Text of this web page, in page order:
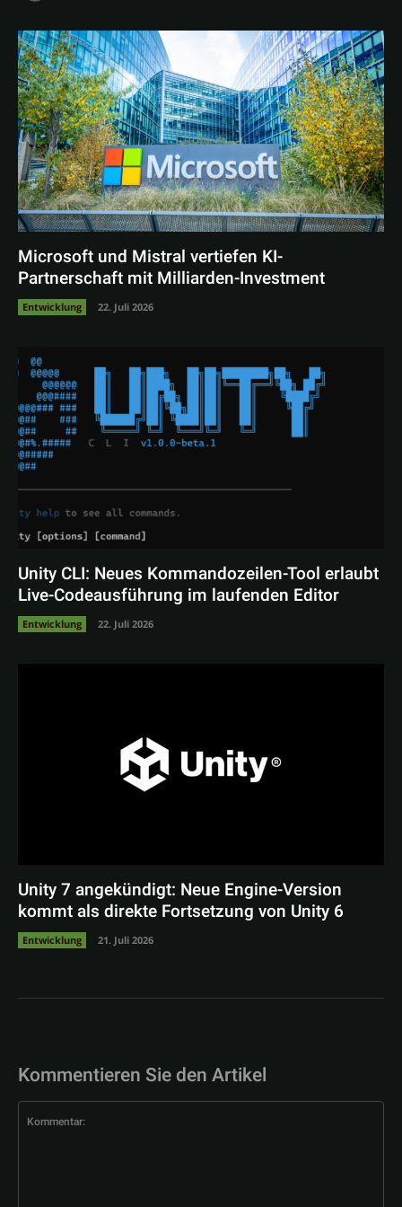
Microsoft und Mistral vertiefen KI-
Partnerschaft mit Milliarden-Investment
Entwicklung 22. Juli 2026
Unity CLI: Neues Kommandozeilen-Tool erlaubt
Live-Codeausführung im laufenden Editor
Entwicklung 22. Juli 2026
Unity 7 angekündigt: Neue Engine-Version
kommt als direkte Fortsetzung von Unity 6
Entwicklung 21. Juli 2026
Kommentieren Sie den Artikel